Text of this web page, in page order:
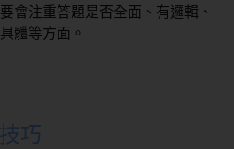
會注重答題是否全面、有邏輯、
體等方面。
巧